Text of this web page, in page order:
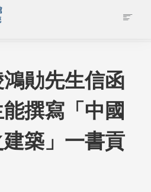
勛先生信函
撰寫「中國
築」一書貢